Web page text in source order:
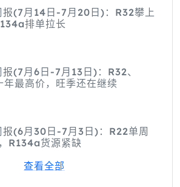
报(7月14日-7月20日)：R32攀上
排单拉长
(7月6日-7月13日)：R32、
最高价，旺季还在继续
报(6月30日-7月3日)：R22单周
R134a货源紧缺
查看全部